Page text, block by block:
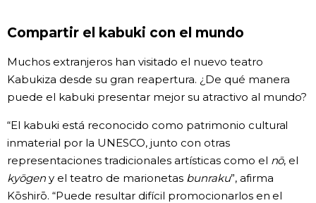
Compartir el kabuki con el mundo
Muchos extranjeros han visitado el nuevo teatro
Kabukiza desde su gran reapertura. ¿De qué manera
puede el kabuki presentar mejor su atractivo al mundo?
“El kabuki está reconocido como patrimonio cultural
inmaterial por la UNESCO, junto con otras
representaciones tradicionales artísticas como el nō, el
kyōgeny el teatro de marionetas bunraku”, afirma
Kōshirō. “Puede resultar difícil promocionarlos en el